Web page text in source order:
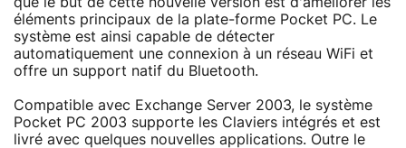
éléments principaux de la plate-forme Pocket PC. Le
système est ainsi capable de détecter
automatiquement une connexion à un réseau WiFi et
offre un support natif du Bluetooth.
Compatible avec Exchange Server 2003, le système
Pocket PC 2003 supporte les Claviers intégrés et est
livré avec quelques nouvelles applications. Outre le